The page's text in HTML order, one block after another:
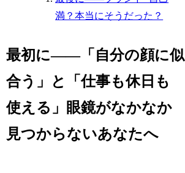
満？本当にそうだった？
最初に――「自分の顔に似
合う」と「仕事も休日も
使える」眼鏡がなかなか
見つからないあなたへ